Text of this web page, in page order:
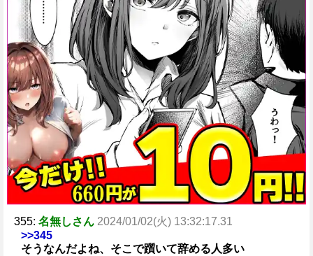
355: 名無しさん 2024/01/02(火) 13:32:17.31
>>345
そうなんだよね、そこで躓いて辞める人多い